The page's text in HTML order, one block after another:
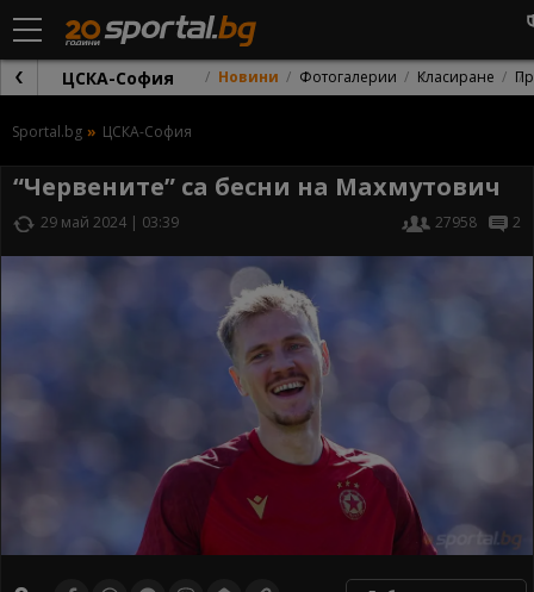
ЦСКА-София Новини Фотогалерии Класиране
Sportal.bg ЦСКА-София
“Червените” са бесни на Махмутович
29 май 2024 | 03:39 27958 2